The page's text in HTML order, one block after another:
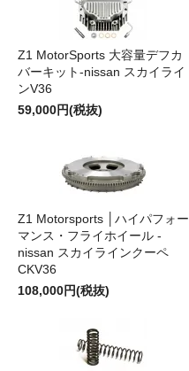
Z1 MotorSports 大容量デフカ
バーキット-nissan スカイライ
ンV36
59,000円(税抜)
Z1 Motorsports │ハイパフォー
マンス・フライホイール -
nissan スカイラインクーペ
CKV36
108,000円(税抜)